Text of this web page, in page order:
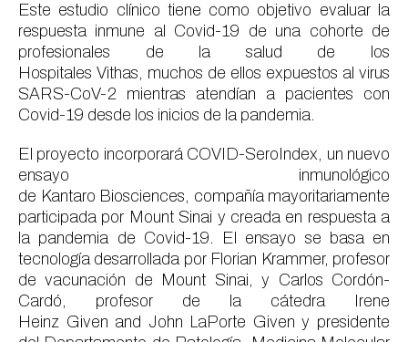
Este estudio clínico tiene como objetivo evaluar la
respuesta inmune al Covid-19 de una cohorte de
profesionales de la salud de los
Hospitales Vithas, muchos de ellos expuestos al virus
SARS-CoV-2 mientras atendían a pacientes con
Covid-19 desde los inicios de la pandemia.
El proyecto incorporará COVID-SeroIndex, un nuevo
ensayo inmunológico
de Kantaro Biosciences, compañía mayoritariamente
participada por Mount Sinai y creada en respuesta a
la pandemia de Covid-19. El ensayo se basa en
tecnología desarrollada por Florian Krammer, profesor
de vacunación de Mount Sinai, y Carlos Cordón-
Cardó, profesor de la cátedraIrene
Heinz Given and John LaPorte Given y presidente